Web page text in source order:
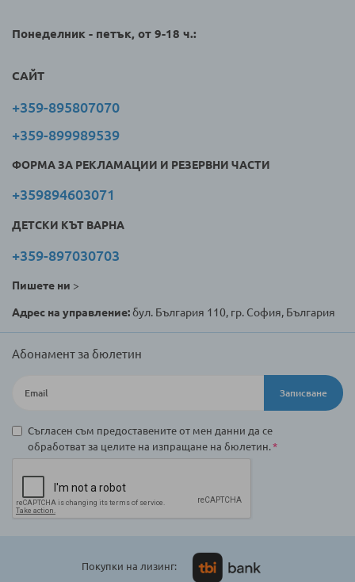
Понеделник - петък, от 9-18 ч.:
САЙТ
+359-895807070
+359-899989539
ФОРМА ЗА РЕКЛАМАЦИИ И РЕЗЕРВНИ ЧАСТИ
+359894603071
ДЕТСКИ КЪТ ВАРНА
+359-897030703
Пишете ни >
Адрес на управление:бул. България 110, гр. София, България
Абонамент за бюлетин
Записване
Съгласен съм предоставените от мен данни да се
обработват за целите на изпращане на бюлетин.
Покупки на лизинг: